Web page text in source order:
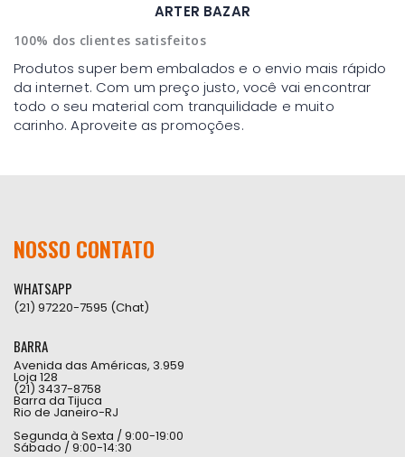
ARTER BAZAR
100% dos clientes satisfeitos
Produtos super bem embalados e o envio mais rápido
da internet. Com um preço justo, você vai encontrar
todo o seu material com tranquilidade e muito
carinho. Aproveite as promoções.
NOSSO CONTATO
WHATSAPP
(21) 97220-7595 (Chat)
BARRA
Avenida das Américas, 3.959
Loja 128
(21) 3437-8758
Barra da Tijuca
Rio de Janeiro-RJ
Segunda à Sexta / 9:00-19:00
Sábado / 9:00-14:30